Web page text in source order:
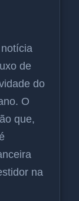
de
do
O
que,
na